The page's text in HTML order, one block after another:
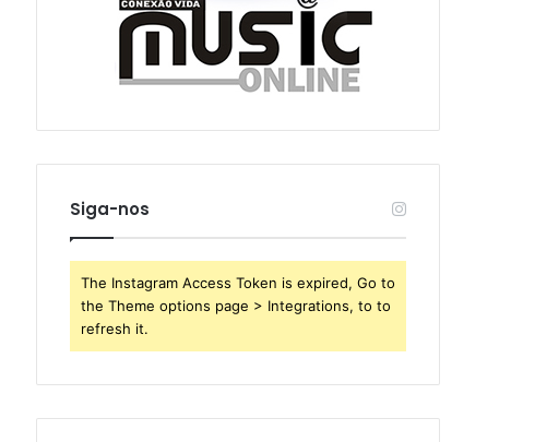
Siga-nos
The Instagram Access Token is expired, Go to
the Theme options page > Integrations, to to
refresh it.